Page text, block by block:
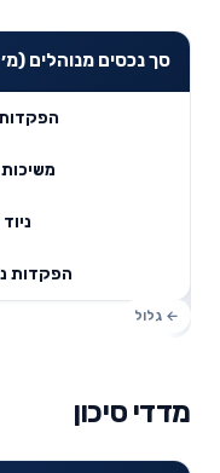
סך נכסים מנוהלים
הפקדות
מדדי סיכון